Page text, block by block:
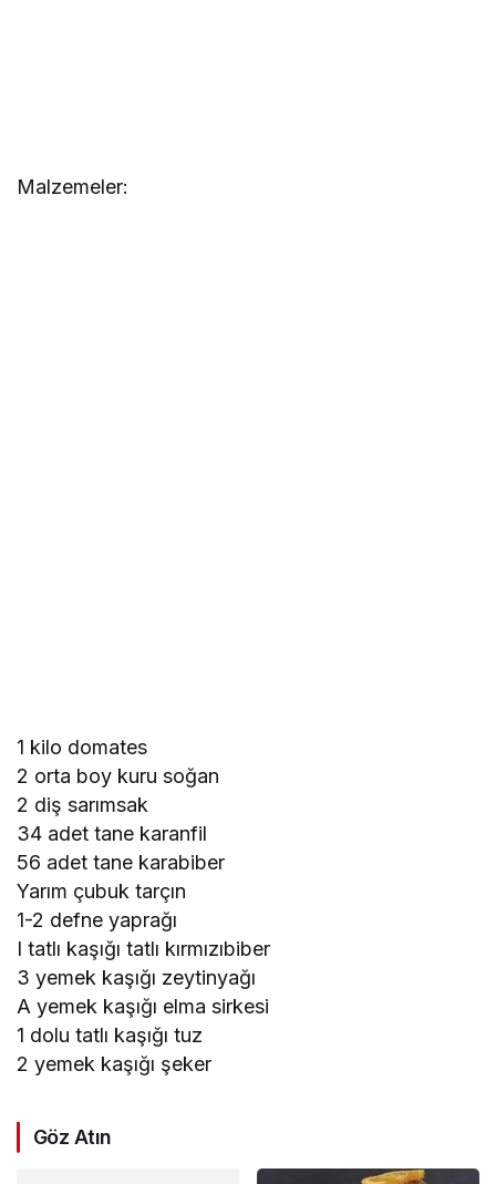
Malzemeler:
1 kilo domates
2 orta boy kuru soğan
2 diş sarımsak
34 adet tane karanfil
56 adet tane karabiber
Yarım çubuk tarçın
1-2 defne yaprağı
I tatlı kaşığı tatlı kırmızıbiber
3 yemek kaşığı zeytinyağı
A yemek kaşığı elma sirkesi
1 dolu tatlı kaşığı tuz
2 yemek kaşığı şeker
Göz Atın